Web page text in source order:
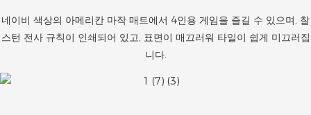
네이비 색상의 아메리칸 마작 매트에서 4인용 게임을 즐길 수 있으며, 찰
스턴 전사 규칙이 인쇄되어 있고, 표면이 매끄러워 타일이 쉽게 미끄러집
니다.